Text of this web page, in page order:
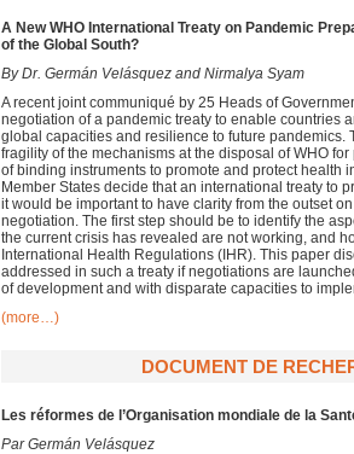
A New WHO International Treaty on Pandemic
of the Global South?
By Dr. Germán Velásquez and Nirmalya Syam
A recent joint communiqué by 25 Heads of
negotiation of a pandemic treaty to enable countries
global capacities and resilience to future pandemics.
fragility of the mechanisms at the disposal of WHO
of binding instruments to promote and protect health
Member States decide that an international treaty to
it would be important to have clarity from the outset
negotiation. The first step should be to identify the
the current crisis has revealed are not working, and
International Health Regulations (IHR). This paper
addressed in such a treaty if negotiations are
of development and with disparate capacities to
(more…)
DOCUMENT DE
Les réformes de l’Organisation mondiale de la
Par Germán Velásquez